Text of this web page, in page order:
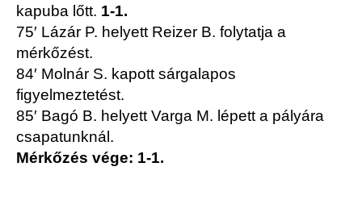
kapuba lőtt. 1-1.
75′ Lázár P. helyett Reizer B. folytatja a
mérkőzést.
84′ Molnár S. kapott sárgalapos
figyelmeztetést.
85′ Bagó B. helyett Varga M. lépett a pályára
csapatunknál.
Mérkőzés vége: 1-1.